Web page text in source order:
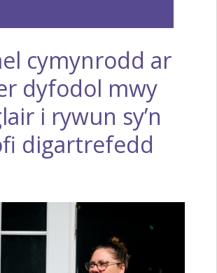
cymynrodd ar
dyfodol mwy
i rywun sy’n
digartrefedd